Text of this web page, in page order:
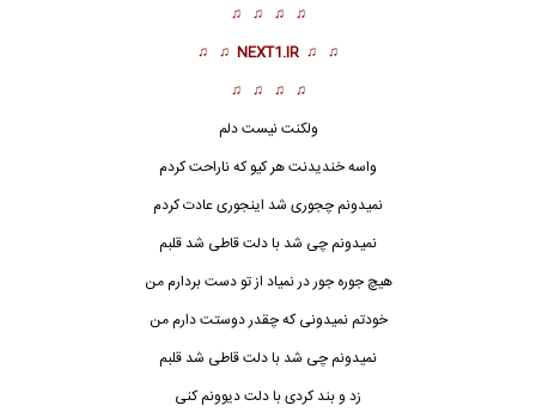
♫ ♫ ♫ ♫
♫ ♫
NEXT1.IR
♫ ♫
♫ ♫ ♫ ♫
ولکنت نیست دلم
واسه خندیدنت هر کیو که ناراحت کردم
نمیدونم چجوری شد اینجوری عادت کردم
نمیدونم چی شد با دلت قاطی شد قلبم
هیچ جوره جور در نمیاد از تو دست بردارم من
خودتم نمیدونی که چقدر دوستت دارم من
نمیدونم چی شد با دلت قاطی شد قلبم
زد و بندکردی با دلت دیوونم کنی